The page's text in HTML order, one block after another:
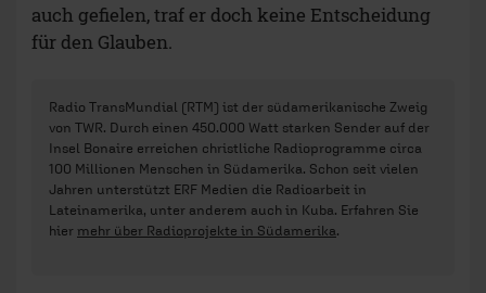
auch gefielen, traf er doch keine Entscheidung
für den Glauben.
Radio TransMundial (RTM) ist der südamerikanische Zweig
von TWR. Durch einen 450.000 Watt starken Sender auf der
Insel Bonaire erreichen christliche Radioprogramme circa
100 Millionen Menschen in Südamerika. Schon seit vielen
Jahren unterstützt ERF Medien die Radioarbeit in
Lateinamerika, unter anderem auch in Kuba. Erfahren Sie
hier mehr über Radioprojekte in Südamerika.